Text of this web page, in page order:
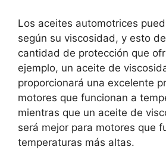
Los aceites automotrices
según su viscosidad, y esto
cantidad de protección que
ejemplo, un aceite de
proporcionará una excelente
motores que funcionan a
mientras que un aceite de
será mejor para motores que
temperaturas más altas.